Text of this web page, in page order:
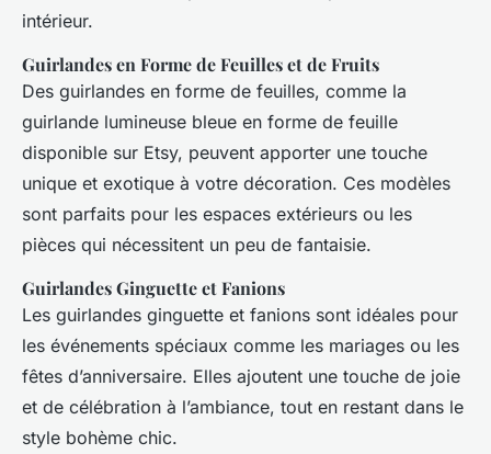
intérieur.
Guirlandes en Forme de Feuilles et de Fruits
Des guirlandes en forme de feuilles, comme la
guirlande lumineuse bleue en forme de feuille
disponible sur Etsy, peuvent apporter une touche
unique et exotique à votre décoration. Ces modèles
sont parfaits pour les espaces extérieurs ou les
pièces qui nécessitent un peu de fantaisie.
Guirlandes Ginguette et Fanions
Les guirlandes ginguette et fanions sont idéales pour
les événements spéciaux comme les mariages ou les
fêtes d’anniversaire. Elles ajoutent une touche de joie
et de célébration à l’ambiance, tout en restant dans le
style bohème chic.